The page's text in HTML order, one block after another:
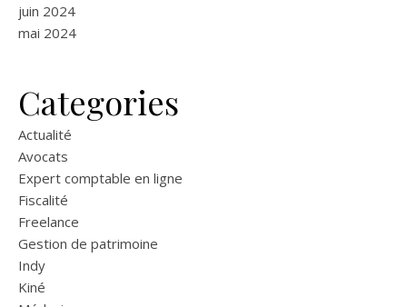
juin 2024
mai 2024
Categories
Actualité
Avocats
Expert comptable en ligne
Fiscalité
Freelance
Gestion de patrimoine
Indy
Kiné